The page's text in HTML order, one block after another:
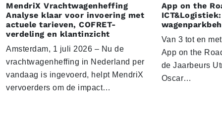
MendriX Vrachtwagenheffing
Analyse klaar voor invoering met
actuele tarieven, COFRET-
verdeling en klantinzicht
Amsterdam, 1 juli 2026 – Nu de
vrachtwagenheffing in Nederland per
vandaag is ingevoerd, helpt MendriX
vervoerders om de impact…
App on the
Van 3 tot en
App on the
de Jaarbeurs
Oscar…